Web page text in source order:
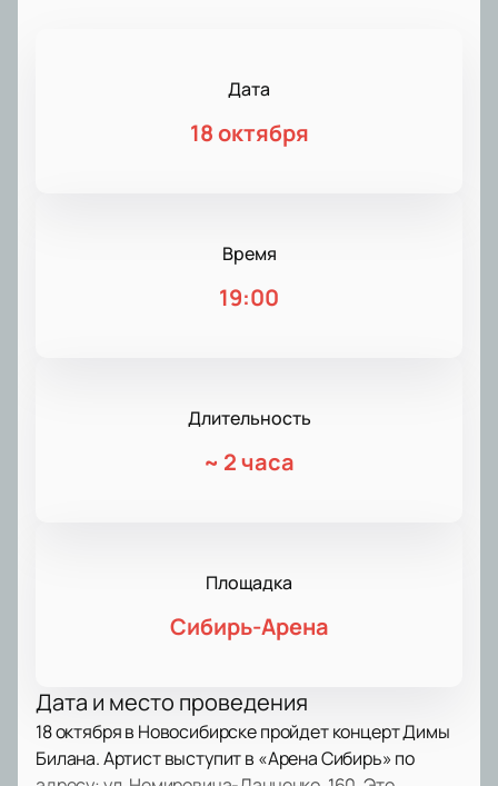
Дата
18 октября
Время
19:00
Длительность
~ 2 часа
Площадка
Сибирь-Арена
Дата и место проведения
18 октября в Новосибирске пройдет концерт Димы
Билана. Артист выступит в «Арена Сибирь» по